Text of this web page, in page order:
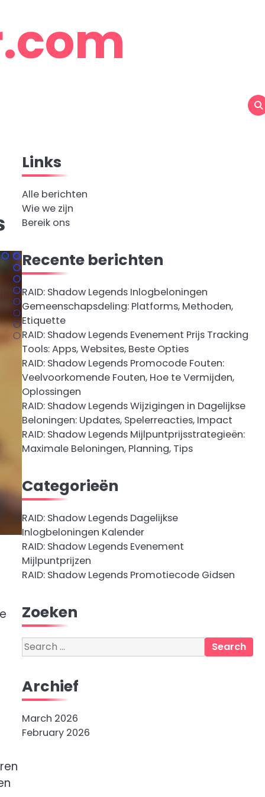
Links
Alle berichten
Wie we zijn
Bereik ons
Recente berichten
RAID: Shadow Legends Inlogbeloningen
Gemeenschapsdeling: Platforms, Methoden,
Etiquette
RAID: Shadow Legends Evenement Prijs Tracking
Tools: Apps, Websites, Beste Opties
RAID: Shadow Legends Promocode Fouten:
Veelvoorkomende Fouten, Hoe te Vermijden,
Oplossingen
RAID: Shadow Legends Wijzigingen in Dagelijkse
Beloningen: Updates, Spelerreacties, Impact
RAID: Shadow Legends Mijlpuntprijsstrategieën:
Maximale Beloningen, Planning, Tips
Categorieën
RAID: Shadow Legends Dagelijkse
Inlogbeloningen Kalender
RAID: Shadow Legends Evenement
Mijlpuntprijzen
RAID: Shadow Legends Promotiecode Gidsen
Zoeken
Search
for:
Archief
March 2026
February 2026